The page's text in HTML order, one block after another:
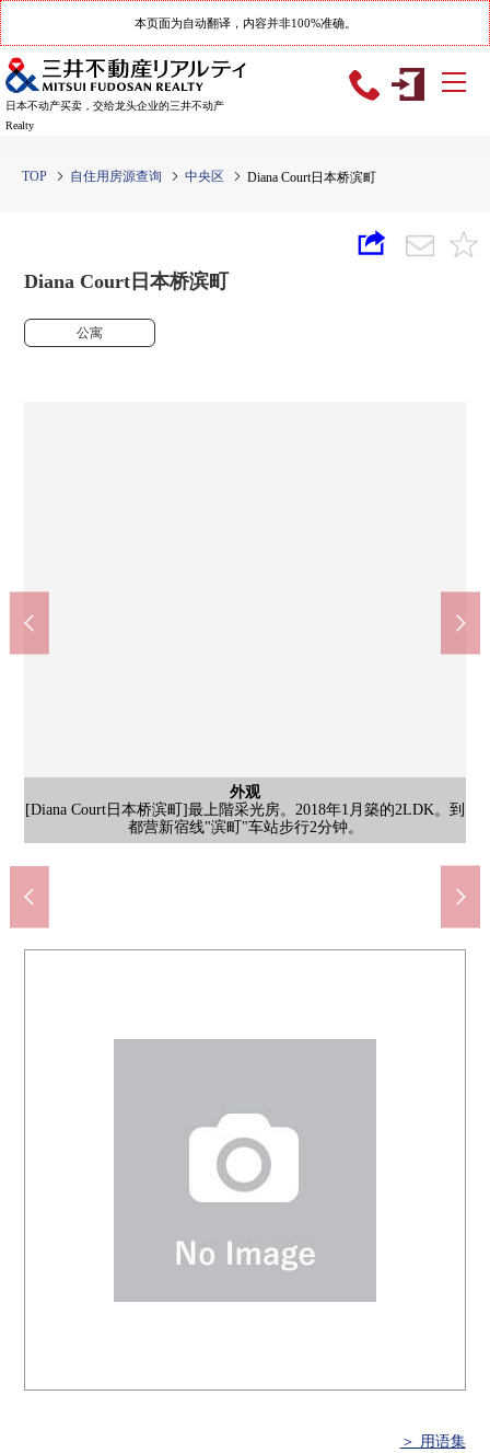
本页面为自动翻译，内容并非100%准确。
日本不动产买卖，交给龙头企业的三井不动产
Realty
TOP 自住用房源查询 中央区 Diana Court日本桥滨町
Diana Court日本桥滨町
公寓
外观
[Diana Court日本桥滨町]最上階采光房。2018年1月築的2LDK。到
都营新宿线"滨町"车站步行2分钟。
客厅
[约17.7张塌塌米LDK(的)]家具灭掉，处理，根据CG是变成空房的
形象图片。
客厅
[约17.7张塌塌米LDK(的)]家具灭掉，处理，根据CG是变成空房的
形象图片。
客厅
[约17.7张塌塌米LDK(的)]是在在虚拟根据CG设置家具的形象图
片。
客厅
[约17.7张塌塌米LDK(的)]是在在虚拟根据CG设置家具的形象图
片。
室内
[约8.0张塌塌米西式房间(的)]家具灭掉，处理，根据CG是变成空
房的形象图片。※有造付的书架、桌子。
客厅
[约8.0张塌塌米西式房间(的)]是在在虚拟根据CG设置家具的形象
图片。※有造付的书架、桌子。
洗脸
[洗脸室]有三面镜的盥洗台被设置。镜子背后和盘子下边正设有存
储空间，收藏电吹风机或者化妆品。
门口
[门口]走入式鞋柜被设定。整理家族份的鞋以及行李，一下子切，
好像能保持门口周围。
公共汽车
[浴室]是能渡过放松的公共汽车时间的温暖的浴室。具有舒适地可
以使用的浴室换气干燥机。
厕所
[厕所]有温水冲洗马桶座的，每天舒适地可以使用。洗手柜台被在
厕所设立。使用后，手洗，马上卫生。
入口
[入口]沙发被放，宽敞的空间
入口
[入口]是黑基调的优质的入口。
外观
外观
入口
入口
入口
入口
共有部分
共有部分
滨町公园(约130m)
成城石井日本桥滨町商店(约260m)
Peacock Store Tornare日本桥滨町商店(约340m)
Mybasket日本桥滨町2丁目商店(约290m)
Tomod's Tornare滨町商店(约320m)
中央滨町的第一邮局(约360m)
＞ 用语集